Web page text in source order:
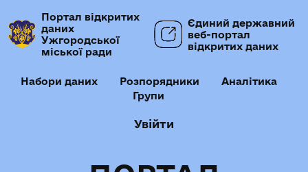
Портал відкритих
даних
Ужгородської
міської ради
Єдиний державний
веб-портал
відкритих даних
Набори даних Розпорядники
Аналітика
Групи
Увійти